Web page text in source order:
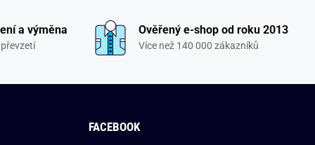
a výměna Ověřený e-shop od roku 2013
Více než 140 000 zákazníků
FACEBOOK